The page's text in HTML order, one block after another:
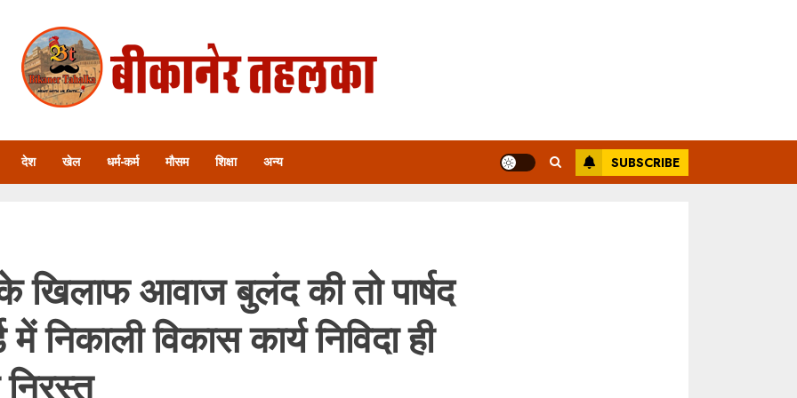
देश खेल धर्म-कर्म मौसम शिक्षा अन्य SUBSCRIBE
खिलाफ आवाज बुलंद की तो पार्षद
में निकाली विकास कार्य निविदा ही